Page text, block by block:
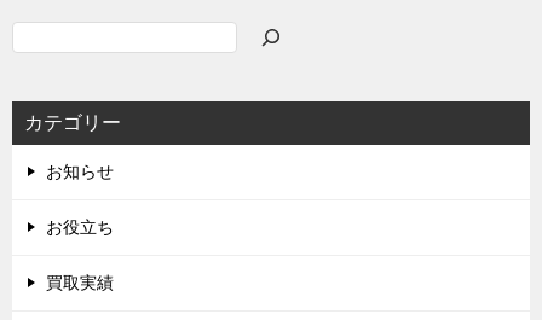
カテゴリー
お知らせ
お役立ち
買取実績